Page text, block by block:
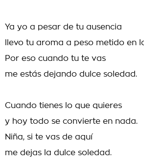
Ya yo a pesar de tu ausencia
llevo tu aroma a peso metido en
Por eso cuando tu te vas
me estás dejando dulce soledad.
Cuando tienes lo que quieres
y hoy todo se convierte en nada.
Niña, si te vas de aquí
me dejas la dulce soledad.